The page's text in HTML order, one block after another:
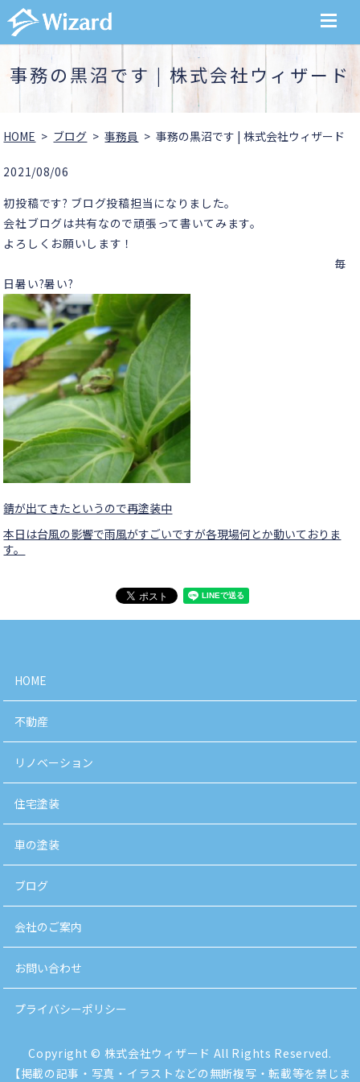
MENU
事務の黒沼です | 株式会社ウィザード
HOME ブログ 事務員 事務の黒沼です | 株式会社ウィザード
2021/08/06
初投稿です? ブログ投稿担当になりました。
会社ブログは共有なので頑張って書いてみます。
よろしくお願いします！
毎
日暑い?暑い?
錆が出てきたというので再塗装中
本日は台風の影響で雨風がすごいですが各現場何とか動いておりま
す。
HOME
不動産
リノベーション
住宅塗装
車の塗装
ブログ
会社のご案内
お問い合わせ
プライバシーポリシー
Copyright © 株式会社ウィザード All Rights Reserved.
【掲載の記事・写真・イラストなどの無断複写・転載等を禁じま